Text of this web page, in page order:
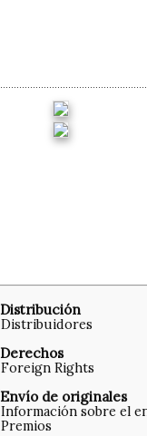
Distribución
Distribuidores
Derechos
Foreign Rights
Envío de originales
Información sobre el
Premios